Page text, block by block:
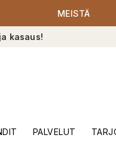
MEISTÄ
kasaus!
PALVELUT